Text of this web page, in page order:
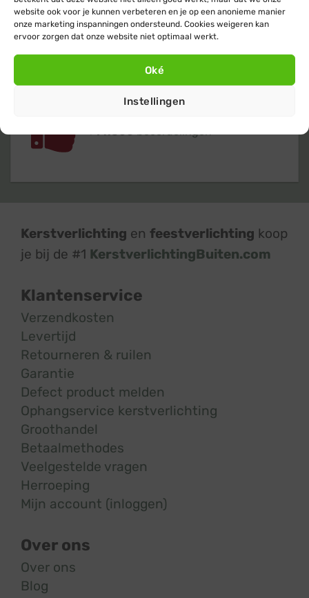
website ook voor je kunnen verbeteren en je op een anonieme manier
onze marketing inspanningen ondersteund. Cookies weigeren kan
ervoor zorgen dat onze website niet optimaal werkt.
Oké
Instellingen
Verzendingbinnen 24 uurop
werkdagen (maandag t/m vrijdag)
Kerstverlichting en feestverlichting koop
je bij de #1 KerstverlichtingBuiten.com
Klantenservice
Verzendkosten
Levertijd
Retourneren & ruilen
Garantie
Defect product melden
Ophangservice kerstverlichting
Groothandel
Betaalmethodes
Veelgestelde vragen
Herroeping
Mijn account (inloggen)
Over ons
Over ons
Blog